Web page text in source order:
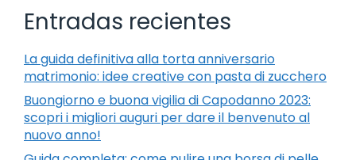
Entradas recientes
La guida definitiva alla torta anniversario
matrimonio: idee creative con pasta di zucchero
Buongiorno e buona vigilia di Capodanno 2023:
scopri i migliori auguri per dare il benvenuto al
nuovo anno!